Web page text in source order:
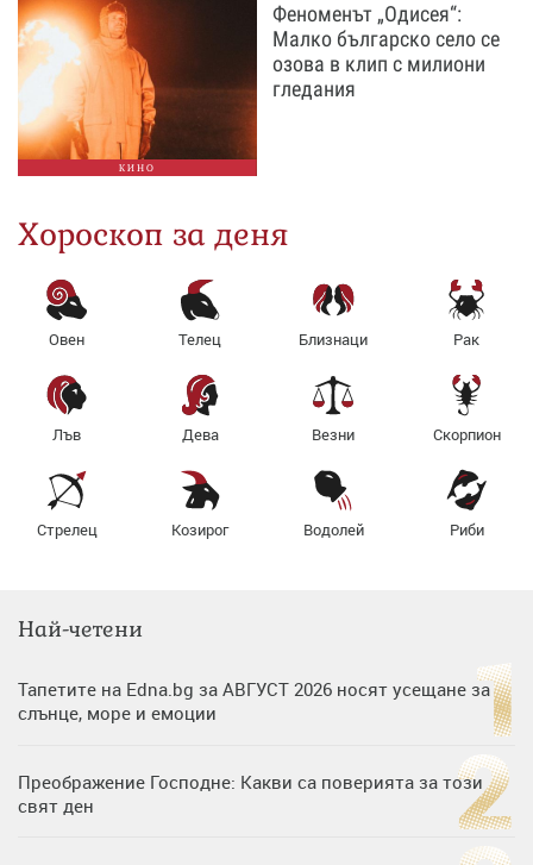
КИНО
Феноменът „Одисея“:
Малко българско село се
озова в клип с милиони
гледания
Хороскоп за деня
Овен Телец Близнаци Рак
Лъв Дева Везни Скорпион
Стрелец Козирог Водолей Риби
Най-четени
Тапетите на Edna.bg за АВГУСТ 2026 носят усещане за
слънце, море и емоции
Преображение Господне: Какви са поверията за този
свят ден